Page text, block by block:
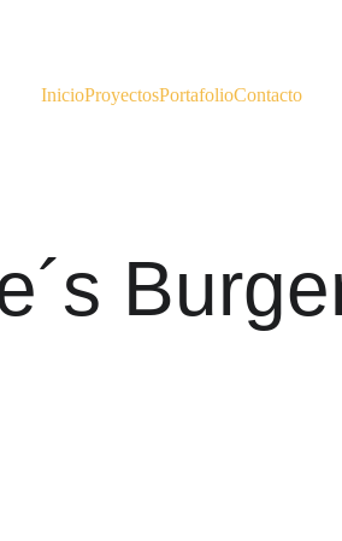
InicioProyectosPortafolioContacto